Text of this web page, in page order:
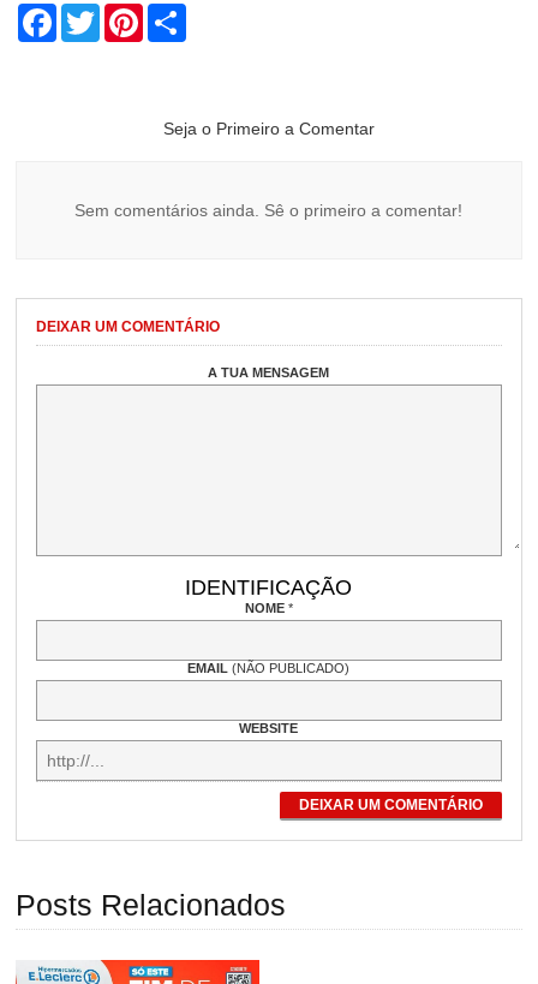
Facebook
TwitterPinterest
Seja o Primeiro a Comentar
Sem comentários ainda. Sê o primeiro a comentar!
DEIXAR UM COMENTÁRIO
A TUA MENSAGEM
IDENTIFICAÇÃO
NOME *
EMAIL(NÃO PUBLICADO)
WEBSITE
DEIXAR UM COMENTÁRIO
Posts Relacionados